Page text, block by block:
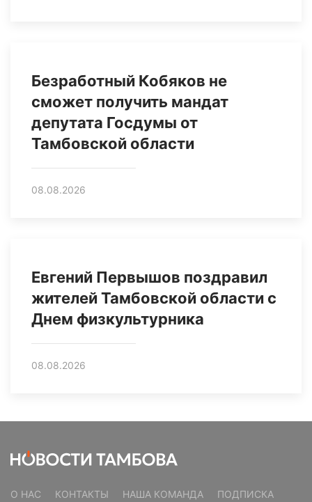
Безработный Кобяков не
сможет получить мандат
депутата Госдумы от
Тамбовской области
08.08.2026
Евгений Первышов поздравил
жителей Тамбовской области с
Днем физкультурника
08.08.2026
О НАС КОНТАКТЫ НАША КОМАНДА ПОДПИСКА